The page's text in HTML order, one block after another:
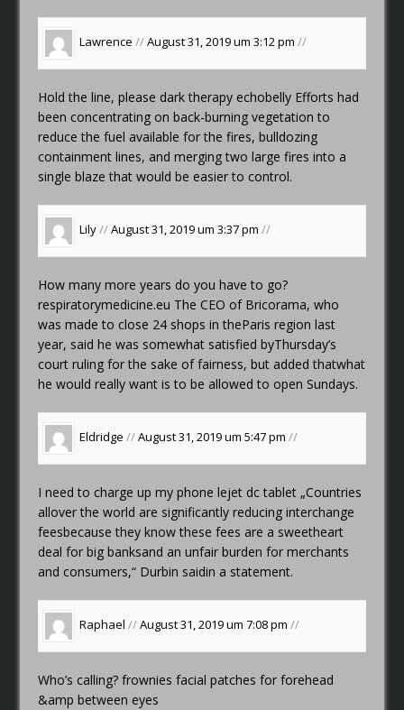
Lawrence //August 31, 2019 um 3:12 pm//
Hold the line, please dark therapy echobelly Efforts had
been concentrating on back-burning vegetation to
reduce the fuel available for the fires, bulldozing
containment lines, and merging two large fires into a
single blaze that would be easier to control.
Lily//August 31, 2019 um 3:37 pm//
How many more years do you have to go?
respiratorymedicine.eu The CEO of Bricorama, who
was made to close 24 shops in theParis region last
year, said he was somewhat satisfied byThursday’s
court ruling for the sake of fairness, but added thatwhat
he would really want is to be allowed to open Sundays.
Eldridge //August 31, 2019 um 5:47 pm//
I need to charge up my phonelejet dc tablet „Countries
allover the world are significantly reducing interchange
feesbecause they know these fees are a sweetheart
deal for big banksand an unfair burden for merchants
and consumers,“ Durbin saidin a statement.
Raphael //August 31, 2019 um 7:08 pm//
Who’s calling?frownies facial patches for forehead
&amp between eyes